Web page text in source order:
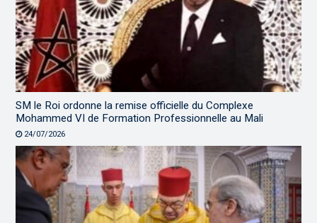
SM le Roi ordonne la remise officielle du Complexe
Mohammed VI de Formation Professionnelle au Mali
24/07/2026